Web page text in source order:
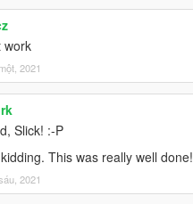
work
2021
Slick! :-P
This was really well done!
2021